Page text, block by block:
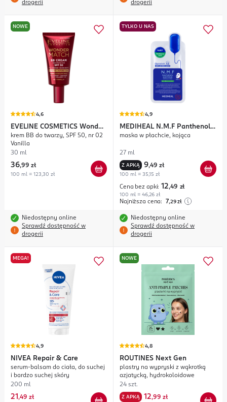
drogerii
drogerii
NOWE
4,6
EVELINE COSMETICS Wonder
Match
krem BB do twarzy, SPF 50, nr 02
Vanilla
30 ml
36,99 zł
100 ml = 123,30 zł
Niedostępny online
Sprawdź dostępność w
drogerii
TYLKO U NAS
4,9
MEDIHEAL N.M.F Panthenol
Soothing
maska w płachcie, kojąca
27 ml
Z APKĄ 9,49 zł
100 ml = 35,15 zł
Cena bez apki: 12,49 zł
100 ml = 46,26 zł
Najniższa cena: 7,29 zł
Niedostępny online
Sprawdź dostępność w
drogerii
MEGA!
4,9
NIVEA Repair & Care
serum-balsam do ciała, do suchej
i bardzo suchej skóry
200 ml
21,49 zł
NOWE
4,8
ROUTINES Next Gen
plastry na wypryski z wąkrotką
azjatycką, hydrokoloidowe
24 szt.
Z APKĄ 12,99 zł